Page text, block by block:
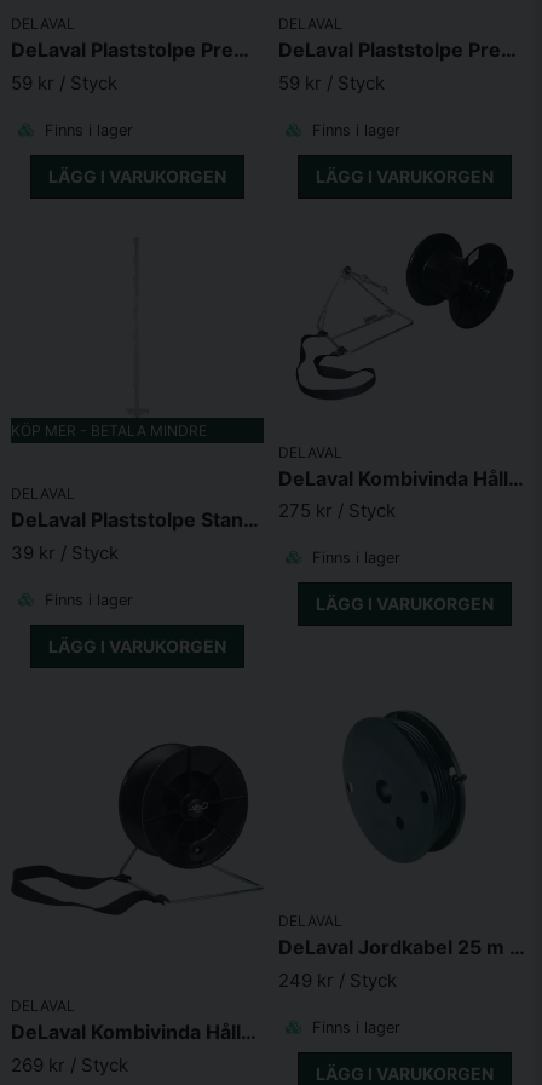
Skicka fråga
DELAVAL
DeLaval Plaststolpe Premium 145 Rosa
59 kr / Styck
Finns i lager
LÄGG I VARUKORGEN
DELAVAL
DeLaval Plaststolpe Premium 145 Vit
59 kr / Styck
Finns i lager
LÄGG I VARUKORGEN
KÖP MER - BETALA MINDRE
DELAVAL
DeLaval Plaststolpe Standard 140cm
39 kr / Styck
Finns i lager
LÄGG I VARUKORGEN
DELAVAL
DeLaval Kombivinda Hållare Stor
275 kr / Styck
Finns i lager
LÄGG I VARUKORGEN
DELAVAL
DeLaval Kombivinda Hållare
269 kr / Styck
DELAVAL
DeLaval Jordkabel 25 m 1,6mm
249 kr / Styck
Finns i lager
LÄGG I VARUKORGEN